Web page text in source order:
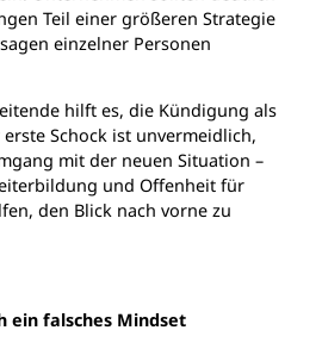
Teil einer größeren Strategie
einzelner Personen
hilft es, die Kündigung als
Schock ist unvermeidlich,
mit der neuen Situation –
und Offenheit für
den Blick nach vorne zu
ein falsches Mindset